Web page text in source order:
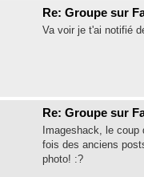
Re: Groupe sur
Va voir je t'ai notifié
Re: Groupe sur
Imageshack, le
fois des anciens
photo! :?